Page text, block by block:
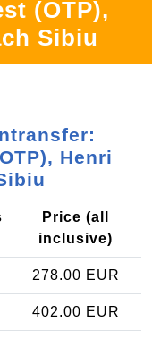
(OTP),
Sibiu
Henri
Price (all
inclusive)
278.00 EUR
402.00 EUR